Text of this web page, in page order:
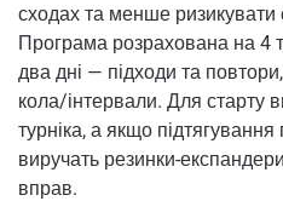
сходах та менше
Програма розрахована на 4
два дні — підходи та
кола/інтервали. Для старту
турніка, а якщо
виручать резинки-
вправ.